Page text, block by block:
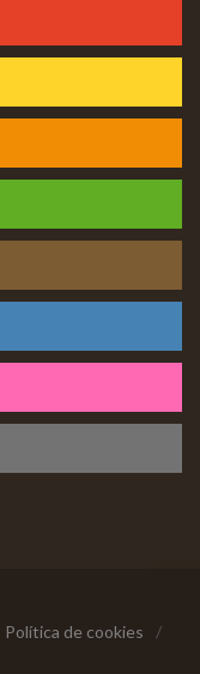
Política de cookies
/